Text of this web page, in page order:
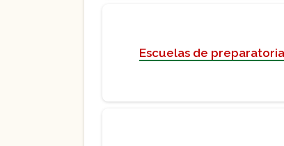
Escuelas de